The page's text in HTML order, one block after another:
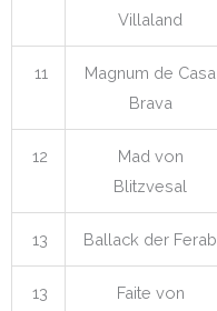
Villaland
11
Magnum de Casa
Brava
12
Mad von
Blitzvesal
13 Ballack der Ferab
13
Faite von